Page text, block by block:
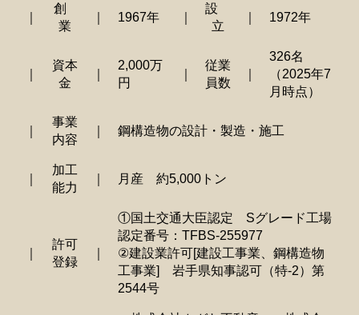
創
業
1967年
設
立
1972年
資本
金
2,000万
円
従業
員数
326名
（2025年7
月時点）
事業
内容
鋼構造物の設計・製造・施工
加工
能力
月産 約5,000トン
許可
登録
①国土交通大臣認定 Sグレード工場
認定番号：TFBS-255977
②建設業許可[建設工事業、鋼構造物
工事業] 岩手県知事認可（特-2）第
2544号